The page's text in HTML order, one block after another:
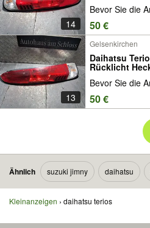
14
Bevor Sie die
50 €
13
Gelsenkirchen
Daihatsu
Rücklicht
Bevor Sie die
50 €
Ähnlich suzuki jimny daihatsu
Kleinanzeigen daihatsu terios